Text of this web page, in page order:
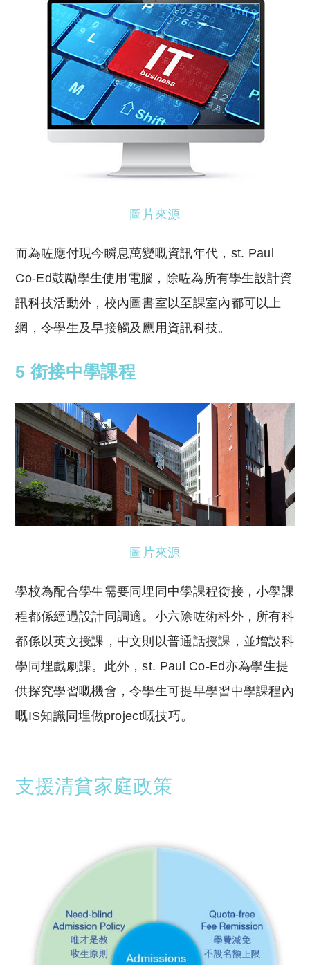
圖片來源
而為咗應付現今瞬息萬變嘅資訊年代，st. Paul
Co-Ed鼓勵學生使用電腦，除咗為所有學生設計資
訊科技活動外，校內圖書室以至課室內都可以上
網，令學生及早接觸及應用資訊科技。
5 銜接中學課程
圖片來源
學校為配合學生需要同埋同中學課程銜接，小學課
程都係經過設計同調適。小六除咗術科外，所有科
都係以英文授課，中文則以普通話授課，並增設科
學同埋戲劇課。此外，st. Paul Co-Ed亦為學生提
供探究學習嘅機會，令學生可提早學習中學課程內
嘅IS知識同埋做project嘅技巧。
支援清貧家庭政策